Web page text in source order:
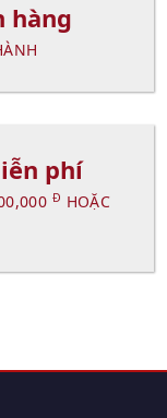
hàng
phí
Đ HOẶC